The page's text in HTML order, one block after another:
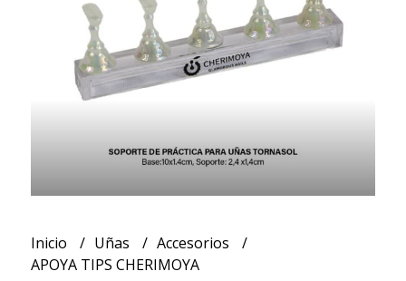
Inicio Uñas
Accesorios
APOYA TIPS CHERIMOYA